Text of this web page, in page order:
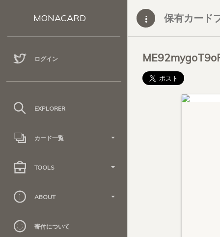
MONACARD
ログイン
EXPLORER
カード一覧
TOOLS
ABOUT
寄付について
保有カード